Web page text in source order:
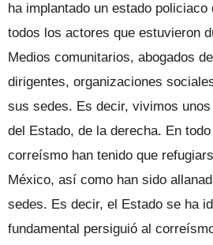
ha implantado un estado
todos los actores que estuvieron
Medios comunitarios, abogados
dirigentes, organizaciones
sus sedes. Es decir, vivimos
del Estado, de la derecha. En
correísmo han tenido que
México, así como han sido
sedes. Es decir, el Estado se ha
fundamental persiguió al